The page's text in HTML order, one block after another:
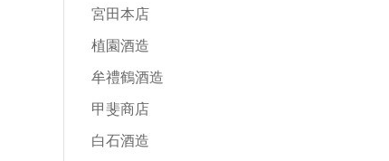
宮田本店
植園酒造
牟禮鶴酒造
甲斐商店
白石酒造